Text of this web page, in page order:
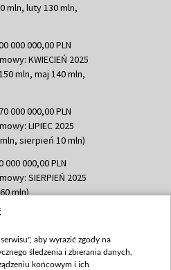
mln, luty 130 mln,
000 000,00 PLN
KWIECIEŃ 2025
mln, maj 140 mln,
000 000,00 PLN
LIPIEC 2025
sierpień 10 mln)
000,00 PLN
SIERPIEŃ 2025
mln)
783 051,21 PLN
mln, październik 350
aby wyrazić zgody na
śledzenia i zbierania danych,
końcowym i ich